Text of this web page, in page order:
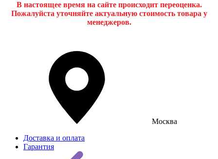
В настоящее время на сайте происходит переоценка.
Пожалуйста уточняйте актуальную стоимость товара у
менеджеров.
Москва
Доставка и оплата
Гарантия